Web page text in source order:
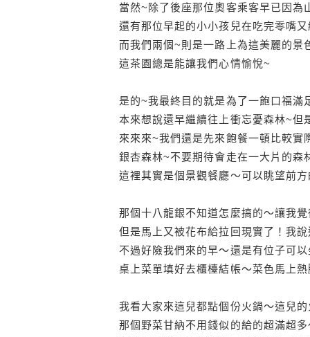
當然~除了後座那位奧客乘客早已因為
還有那位早起的小小孩兒在吃完零嘴
而我們兩個~則是一路上為這美麗的景
這茶園總是能讓我們心情愉悅~
是的~我最終目的就是為了一飽口福滿
本來想說還早繼續往上衝忘憂森林~但
來來來~我們還是先來飽餐一頓比較實
銀杏森林~不要期待會走在一大片的森
這裡其實是個景觀餐廳～可以眺望前
那個十八龍銀不知道怎麼搞的～讓我
但是馬上又被花布給拉回現實了！我
不過好險我們來的早～還是有位子可以
桌上菜單填好去櫃檯結帳～菜色馬上
我看大家來這兒都點個份火鍋～這兒
那個野菜甘納不用錢似的給的超滿超